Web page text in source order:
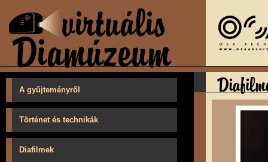
A gyűjteményről
Történet és technikák
Diafilmek